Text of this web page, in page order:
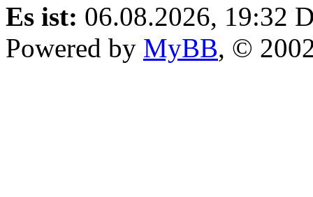
Es ist: 06.08.2026, 19:32
Powered by MyBB, ©